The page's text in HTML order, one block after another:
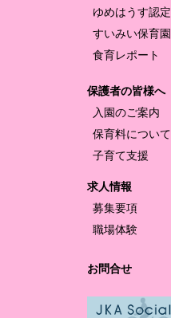
ゆめはうす認定
すいみい保育園
食育レポート
保護者の皆様へ
入園のご案内
保育料について
子育て支援
求人情報
募集要項
職場体験
お問合せ